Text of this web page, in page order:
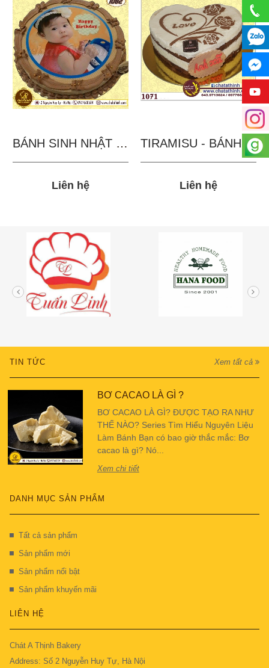
BÁNH SINH NHẬT IN...
Liên hệ
TIRAMISU - BÁNH TẶNG...
Liên hệ
TIN TỨC Xem tất cả
BƠ CACAO LÀ GÌ ?
BƠ CACAO LÀ GÌ? ĐƯỢC TẠO RA NHƯ
THẾ NÀO? Series Tìm Hiểu Nguyên Liệu
Làm Bánh Bạn có bao giờ thắc mắc: Bơ
cacao là gì? Nó...
Xem chi tiết
DANH MỤC SẢN PHẨM
Tất cả sản phẩm
Sản phẩm mới
Sản phẩm nổi bật
Sản phẩm khuyến mãi
LIÊN HỆ
Chát A Thịnh Bakery
Address: Số 2 Nguyễn Huy Tự, Hà Nội